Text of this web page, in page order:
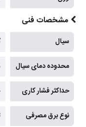
مشخصات فنی
سیال
محدوده دمای سیال
حداکثر فشار کاری
نوع برق مصرفی